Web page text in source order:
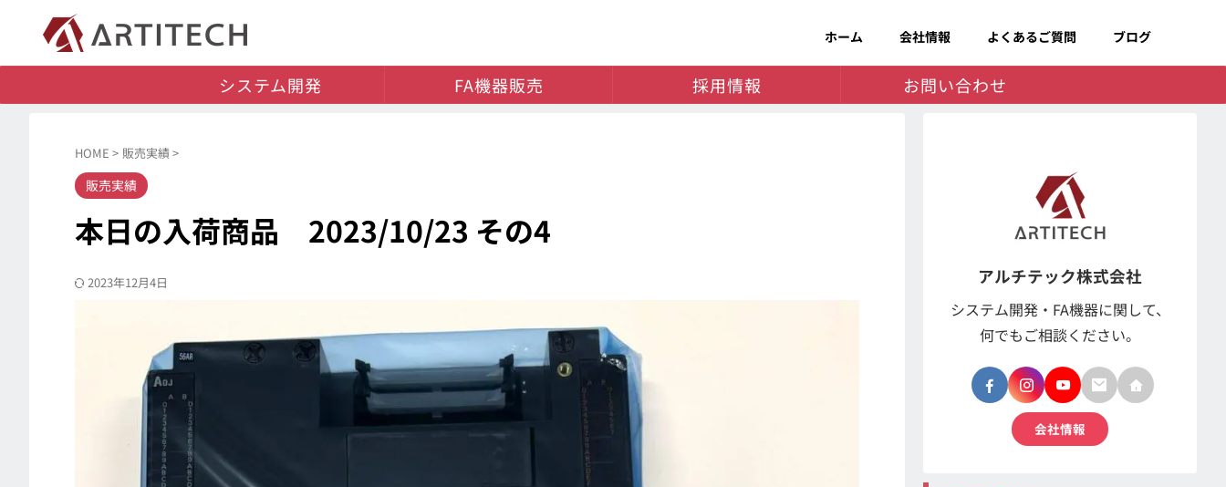
ホーム 会社情報 よくあるご質問 ブログ
システム開発 FA機器販売 採用情報 お問い合わせ
HOME > 販売実績>
販売実績
本日の入荷商品 2023/10/23 その4
2023年12月4日 アルチテック株式会社
システム開発・FA機器に関して、
何でもご相談ください。
会社情報